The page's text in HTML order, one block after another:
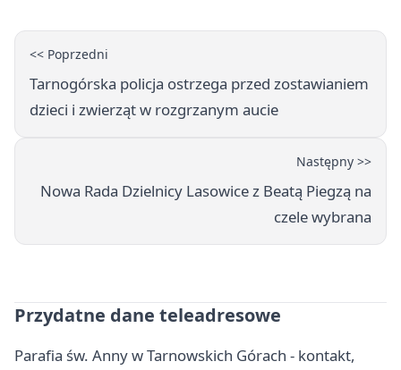
<< Poprzedni
Tarnogórska policja ostrzega przed zostawianiem
dzieci i zwierząt w rozgrzanym aucie
Następny >>
Nowa Rada Dzielnicy Lasowice z Beatą Piegzą na
czele wybrana
Przydatne dane teleadresowe
Parafia św. Anny w Tarnowskich Górach - kontakt,